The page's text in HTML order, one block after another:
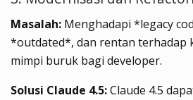
Masalah: Menghadapi *legacy
*outdated*, dan rentan terhadap
mimpi buruk bagi developer.
Solusi Claude 4.5:Claude 4.5